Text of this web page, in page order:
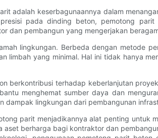
adalah keserbagunaannya dalam
pada dinding beton, pemotong
dan pembangun yang mengerjakan
lingkungan. Berbeda dengan metode
limbah yang minimal. Hal ini tidak hanya
berkontribusi terhadap keberlanjutan
menghemat sumber daya dan
dampak lingkungan dari pembangunan
parit menjadikannya alat penting
aset berharga bagi kontraktor dan